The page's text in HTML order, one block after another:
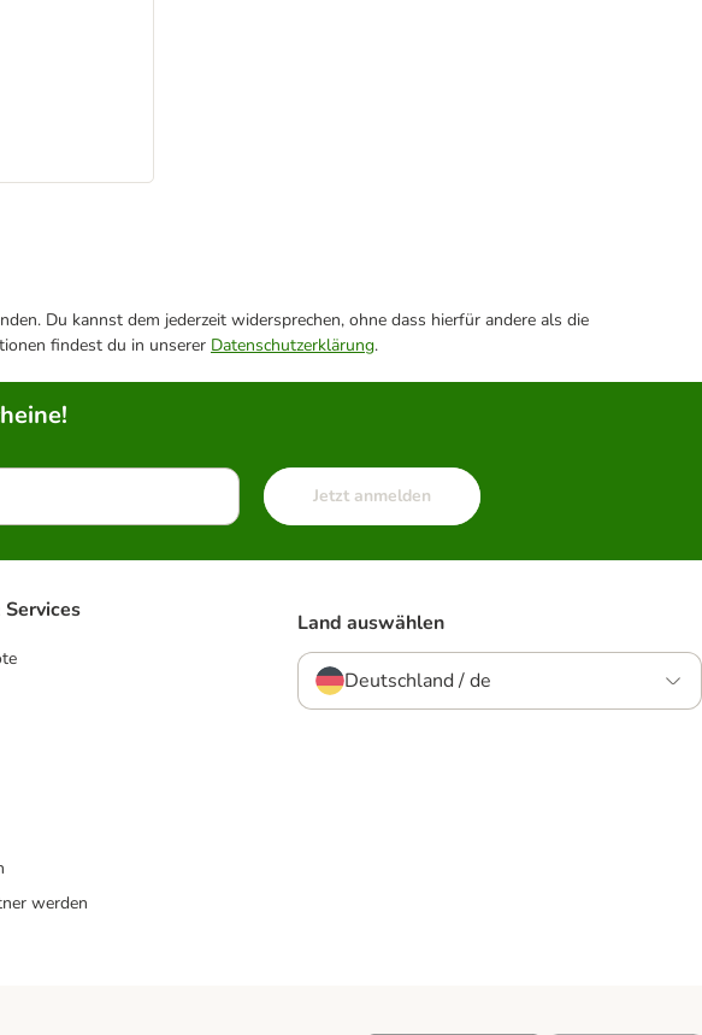
Du kannst dem jederzeit widersprechen, ohne dass hierfür andere als die
findest du in unserer Datenschutzerklärung.
Jetzt anmelden
werden
Land auswählen
Deutschland / de